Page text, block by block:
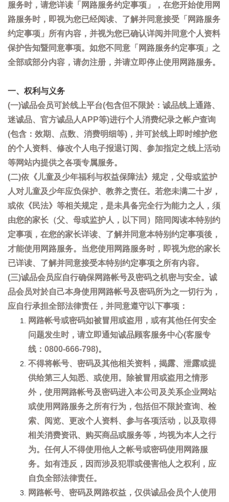
服务时，请您详读「网路服务约定事项」，在您开始使用网
路服务时，即视为您已经阅读、了解并同意接受「网路服务
约定事项」所有内容，并视为您已确认详阅并同意个人资料
保护告知暨同意事项。如您不同意「网路服务约定事项」之
全部或部分内容，请勿注册，并请立即停止使用网路服务。
一、权利与义务
(一)诚品会员可於线上平台(包含但不限於：诚品线上通路、
迷诚品、官方诚品人APP等)进行个人消费纪录之帐户查询
(包含：效期、点数、消费明细等)，并可於线上即时维护您
的个人资料、修改个人电子报退订阅、参加指定之线上活动
等网站内提供之各项专属服务。
(二)依《儿童及少年福利与权益保障法》规定，父母或监护
人对儿童及少年应负保护、教养之责任。若您未满二十岁，
或依《民法》等相关规定，是未具备完全行为能力之人，须
由您的家长（父、母或监护人，以下同）陪同阅读本特别约
定事项，在您的家长详读、了解并同意本特别约定事项後，
才能使用网路服务。当您使用网路服务时，即视为您的家长
已详读、了解并同意接受本特别约定事项之所有内容。
(三)诚品会员应自行确保网路帐号及密码之机密与安全。诚
品会员对於自己本身使用网路帐号及密码所为之一切行为，
应自行承担全部法律责任，并同意遵守以下事项：
网路帐号或密码如被冒用或盗用，或有其他任何安全
问题发生时，请立即通知诚品顾客服务中心(客服专
线：0800-666-798)。
不得将帐号、密码及其他相关资料，揭露、泄露或提
供给第三人知悉、或使用。除被冒用或盗用之情形
外，使用网路帐号及密码进入本公司及关系企业网站
或使用网路服务之所有行为，包括但不限於查询、检
索、阅览、更改个人资料、参与各项活动，以及取得
相关消费资讯、购买商品或服务等，均视为本人之行
为。任何人不得使用他人之帐号或密码使用网路服
务。如有违反，因而涉及犯罪或侵害他人之权利，应
自负全部法律责任。
网路帐号、密码及网路权益，仅供诚品会员个人使用